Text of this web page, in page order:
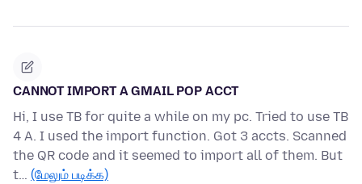
CANNOT IMPORT A GMAIL POP ACCT
Hi, I use TB for quite a while on my pc. Tried to use TB
4 A. I used the import function. Got 3 accts. Scanned
the QR code and it seemed to import all of them. But
t… (மேலும் படிக்க)